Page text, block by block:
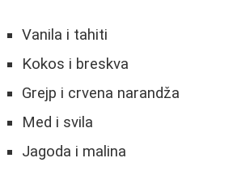
Vanila i tahiti
Kokos i breskva
Grejp i crvena narandža
Med i svila
Jagoda i malina